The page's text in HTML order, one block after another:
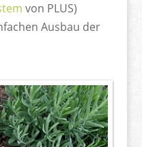
von PLUS)
Ausbau der